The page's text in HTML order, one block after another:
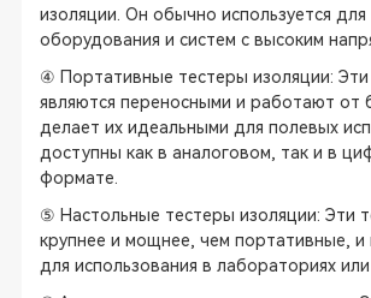
изоляции. Он обычно используется для
оборудования и систем с высоким
④ Портативные тестеры изоляции:
являются переносными и работают от
делает их идеальными для полевых
доступны как в аналоговом, так и в
формате.
⑤ Настольные тестеры изоляции: Эти
крупнее и мощнее, чем портативные, и
для использования в лабораториях или